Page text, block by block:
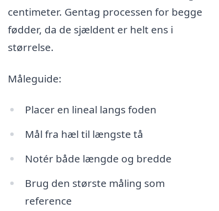
centimeter. Gentag processen for begge
fødder, da de sjældent er helt ens i
størrelse.
Måleguide:
Placer en lineal langs foden
Mål fra hæl til længste tå
Notér både længde og bredde
Brug den største måling som
reference